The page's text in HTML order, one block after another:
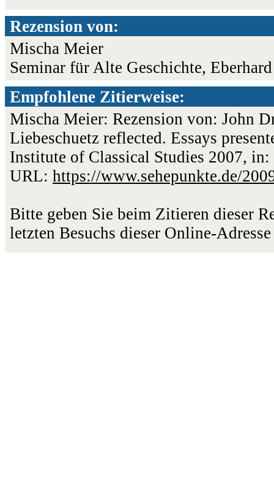
Rezension von:
Mischa Meier
Seminar für Alte Geschichte,
Empfohlene Zitierweise:
Mischa Meier: Rezension von: John
Liebeschuetz reflected. Essays
Institute of Classical Studies 2007,
URL: https://www.sehepunkte.de/
Bitte geben Sie beim Zitieren dieser
letzten Besuchs dieser Online-Adresse